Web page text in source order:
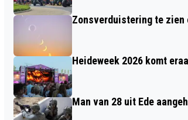
Zonsverduistering te zien
Heideweek 2026 komt
Man van 28 uit Ede